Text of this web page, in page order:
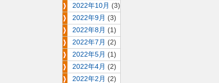
2022年10月 (3)
2022年9月 (3)
2022年8月 (1)
2022年7月 (2)
2022年5月 (1)
2022年4月 (2)
2022年2月 (2)